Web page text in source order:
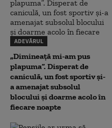
ADEVĂRUL
„Dimineață mi-am pus
plapuma”. Disperat de
caniculă, un fost sportiv și-
a amenajat subsolul
blocului și doarme acolo în
fiecare noapte